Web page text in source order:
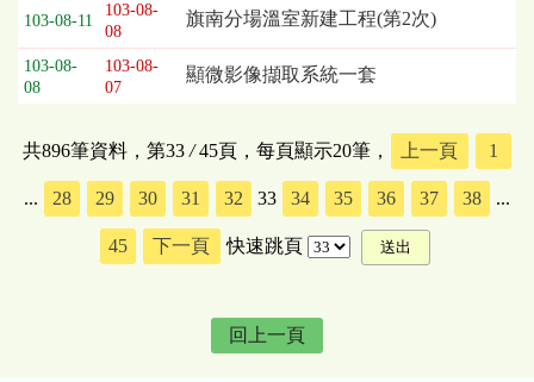
103-08-11
103-08-
08
旗南分場溫室新建工程(第2次)
103-08-
08
103-08-
07
顯微影像擷取系統一套
共896筆資料，第33/45頁，每頁顯示20筆， 上一頁 1
... 28 29 30 31 32 33 34 35 36 37 38 ...
45 下一頁 快速跳頁
回上一頁